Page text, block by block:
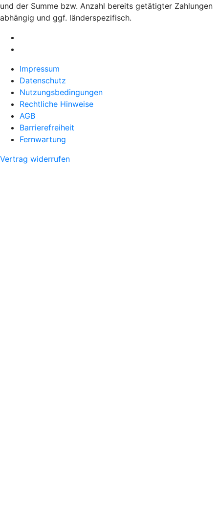
und der Summe bzw. Anzahl bereits getätigter Zahlungen
abhängig und ggf. länderspezifisch.
Impressum
Datenschutz
Nutzungsbedingungen
Rechtliche Hinweise
AGB
Barrierefreiheit
Fernwartung
Vertrag widerrufen